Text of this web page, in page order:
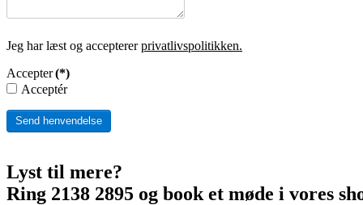
Jeg har læst og acceptererprivatlivspolitikken.
Accepter(*)
Acceptér
Send henvendelse
Lyst til mere?
Ring 2138 2895 og book et møde i vores